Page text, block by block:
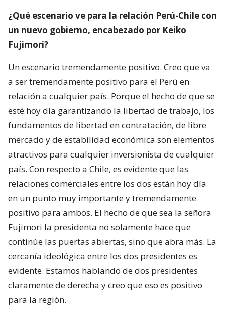
¿Qué escenario ve para la relación Perú-Chile con
un nuevo gobierno, encabezado por Keiko
Fujimori?
Un escenario tremendamente positivo. Creo que va
a ser tremendamente positivo para el Perú en
relación a cualquier país. Porque el hecho de que se
esté hoy día garantizando la libertad de trabajo, los
fundamentos de libertad en contratación, de libre
mercado y de estabilidad económica son elementos
atractivos para cualquier inversionista de cualquier
país. Con respecto a Chile, es evidente que las
relaciones comerciales entre los dos están hoy día
en un punto muy importante y tremendamente
positivo para ambos. El hecho de que sea la señora
Fujimori la presidenta no solamente hace que
continúe las puertas abiertas, sino que abra más. La
cercanía ideológica entre los dos presidentes es
evidente. Estamos hablando de dos presidentes
claramente de derecha y creo que eso es positivo
para la región.